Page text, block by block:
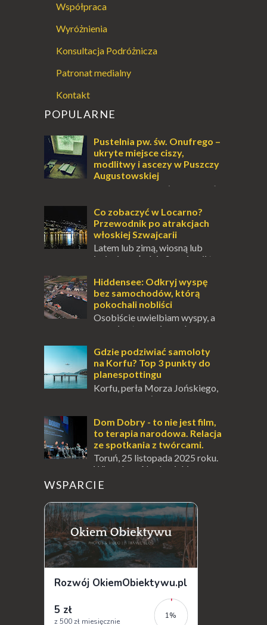
Współpraca
Wyróżnienia
Konsultacja Podróżnicza
Patronat medialny
Kontakt
POPULARNE
Pustelnia pw. św. Onufrego –
ukryte miejsce ciszy,
modlitwy i ascezy w Puszczy
Augustowskiej
Dla jednych to może wydawać
przetrwania lub romantycznym życiem. Dla
innych to nieustanne przebywanie z B...
Co zobaczyć w Locarno?
Przewodnik po atrakcjach
włoskiej Szwajcarii
Latem lub zimą, wiosną lub
jesienią, południe Szwajcarii to
odwiedzić. Moja zimowa podróż do
Locarno gwara...
Hiddensee: Odkryj wyspę
bez samochodów, którą
pokochali nobliści
Osobiście uwielbiam wyspy, a
uczucie otoczenia wodą
pośrodku Bałtyku? To zawsze brzmi jak
doskonał...
Gdzie podziwiać samoloty
na Korfu? Top 3 punkty do
planespottingu
Korfu, perła Morza Jońskiego,
oferuje podróżnikom nie tylko
wioski, ale także coś wyjątkowego –
prawd...
Dom Dobry - to nie jest film,
to terapia narodowa. Relacja
ze spotkania z twórcami.
Toruń, 25 listopada 2025 roku.
Wieczór w Akademickim
Centrum Kultury i Sztuki " Od Nowa ", który
na długo zostanie w mojej pamięci...
WSPARCIE